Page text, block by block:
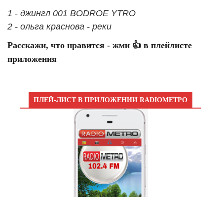
1 - джингл 001 BODROE YTRO
2 - ольга краснова - реки
Расскажи, что нравится - жми 👍 в плейлисте
приложения
ПЛЕЙ-ЛИСТ В ПРИЛОЖЕНИИ RADIOМЕТРО